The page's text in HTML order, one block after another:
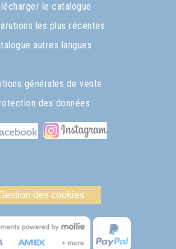
le catalogue
les plus récentes
autres langues
générales de vente
des données
des cookies